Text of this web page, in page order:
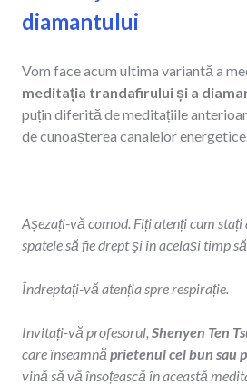
diamantului
Vom face acum ultima variantă a
meditația trandafirului și a
puțin diferită de meditațiile
de cunoașterea canalelor
Așezați-vă comod. Fiți atenți cum
spatele să fie drept şi în același timp
Îndreptați-vă atenția spre respirație.
Invitați-vă profesorul, Shenyen Ten
care înseamnă prietenul cel bun sau
vină să vă însoțească în această